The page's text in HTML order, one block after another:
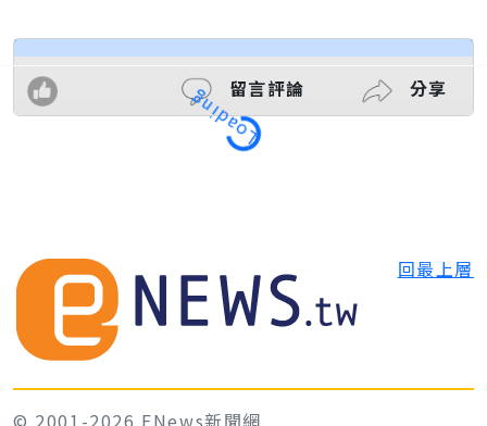
留言評論 分享
Loading
回最上層
© 2001-2026 ENews新聞網